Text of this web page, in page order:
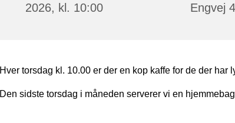
2026, kl. 10:00
Engvej
Hver torsdag kl. 10.00 er der en kop kaffe for de der har
Den sidste torsdag i måneden serverer vi en